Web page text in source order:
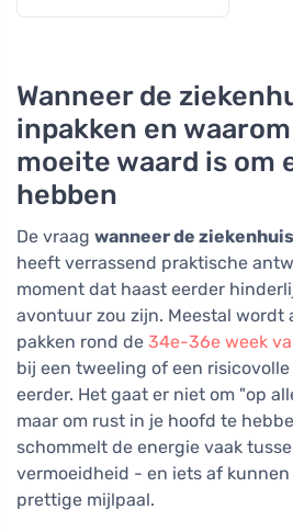
Wanneer de
inpakken en
moeite waard is om
hebben
De vraag wanneer de
heeft verrassend praktische
moment dat haast eerder
avontuur zou zijn. Meestal wordt
pakken rond de 34e-36e week
bij een tweeling of een
eerder. Het gaat er niet om "op
maar om rust in je hoofd te
schommelt de energie vaak
vermoeidheid - en iets af
prettige mijlpaal.